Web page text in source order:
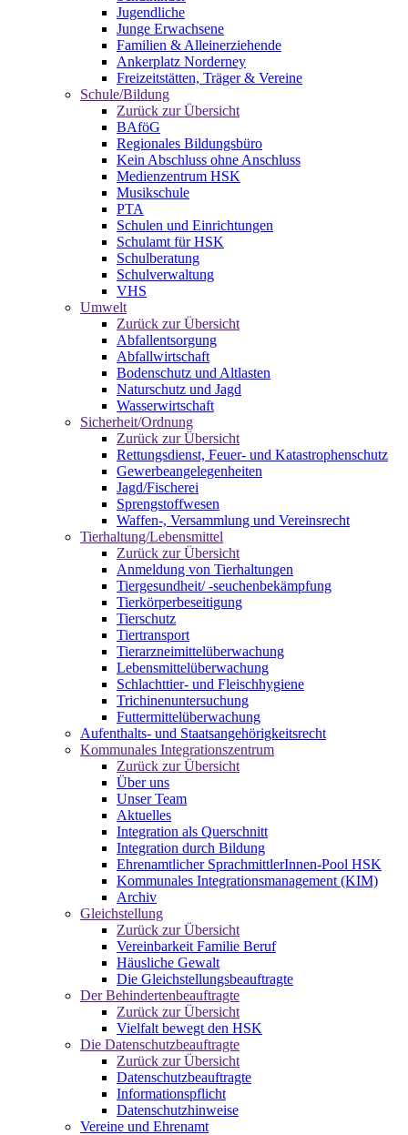
Jugendliche
Junge Erwachsene
Familien & Alleinerziehende
Ankerplatz Norderney
Freizeitstätten, Träger & Vereine
Schule/Bildung
Zurück zur Übersicht
BAföG
Regionales Bildungsbüro
Kein Abschluss ohne Anschluss
Medienzentrum HSK
Musikschule
PTA
Schulen und Einrichtungen
Schulamt für HSK
Schulberatung
Schulverwaltung
VHS
Umwelt
Zurück zur Übersicht
Abfallentsorgung
Abfallwirtschaft
Bodenschutz und Altlasten
Naturschutz und Jagd
Wasserwirtschaft
Sicherheit/Ordnung
Zurück zur Übersicht
Rettungsdienst, Feuer- und Katastrophenschutz
Gewerbeangelegenheiten
Jagd/Fischerei
Sprengstoffwesen
Waffen-, Versammlung und Vereinsrecht
Tierhaltung/Lebensmittel
Zurück zur Übersicht
Anmeldung von Tierhaltungen
Tiergesundheit/ -seuchenbekämpfung
Tierkörperbeseitigung
Tierschutz
Tiertransport
Tierarzneimittelüberwachung
Lebensmittelüberwachung
Schlachttier- und Fleischhygiene
Trichinenuntersuchung
Futtermittelüberwachung
Aufenthalts- und Staatsangehörigkeitsrecht
Kommunales Integrationszentrum
Zurück zur Übersicht
Über uns
Unser Team
Aktuelles
Integration als Querschnitt
Integration durch Bildung
Ehrenamtlicher SprachmittlerInnen-Pool HSK
Kommunales Integrationsmanagement (KIM)
Archiv
Gleichstellung
Zurück zur Übersicht
Vereinbarkeit Familie Beruf
Häusliche Gewalt
Die Gleichstellungsbeauftragte
Der Behindertenbeauftragte
Zurück zur Übersicht
Vielfalt bewegt den HSK
Die Datenschutzbeauftragte
Zurück zur Übersicht
Datenschutzbeauftragte
Informationspflicht
Datenschutzhinweise
Vereine und Ehrenamt